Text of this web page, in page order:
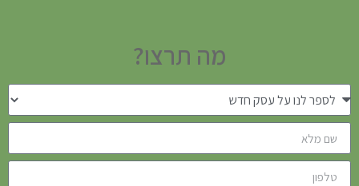
מה תרצו?